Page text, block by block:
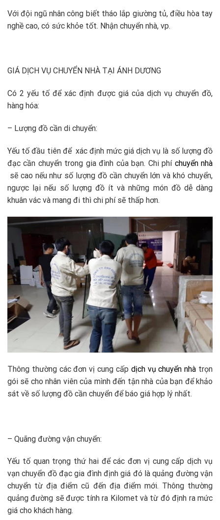
Với đội ngũ nhân công biết tháo lắp giường tủ, điều hòa tay
nghề cao, có sức khỏe tốt. Nhận chuyển nhà, vp.
GIÁ DỊCH VỤ CHUYỂN NHÀ TẠI ÁNH DƯƠNG
Có 2 yếu tố để xác định được giá của dịch vụ chuyển đồ,
hàng hóa:
– Lượng đồ cần di chuyển:
Yếu tố đầu tiên để xác định mức giá dịch vụ là số lượng đồ
đạc cần chuyển trong gia đình của bạn. Chi phí chuyển nhà
sẽ cao nếu như số lượng đồ cần chuyển lớn và khó chuyển,
ngược lại nếu số lượng đồ ít và những món đồ dễ dàng
khuân vác và mang đi thì chi phí sẽ thấp hơn.
Thông thường các đơn vị cung cấp dịch vụ chuyển nhà trọn
gói sẽ cho nhân viên của mình đến tận nhà của bạn để khảo
sát về số lượng đồ cần chuyển để báo giá hợp lý nhất.
– Quãng đường vận chuyển:
Yếu tố quan trọng thứ hai để các đơn vị cung cấp dịch vụ
vạn chuyển đồ đạc gia đình định giá đó là quảng đường vận
chuyển từ địa điểm cũ đến địa điểm mới. Thông thường
quảng đường sẽ được tính ra Kilomet và từ đó định ra mức
giá cho khách hàng.